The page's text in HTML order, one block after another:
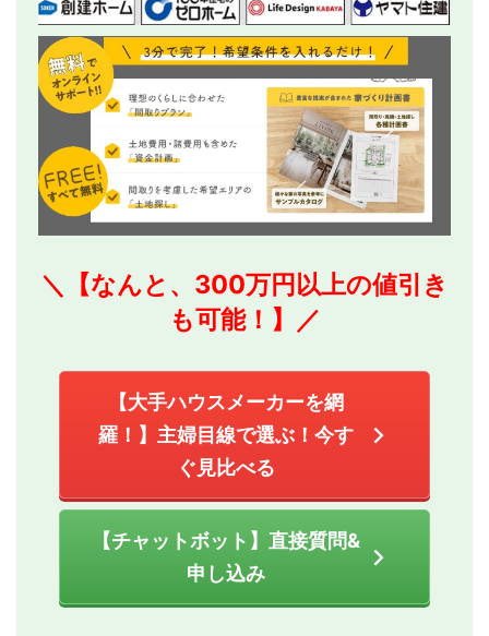
＼【なんと、300万円以上の値引き
も可能！】／
【大手ハウスメーカーを網
羅！】主婦目線で選ぶ！今す
ぐ見比べる
【チャットボット】直接質問&
申し込み